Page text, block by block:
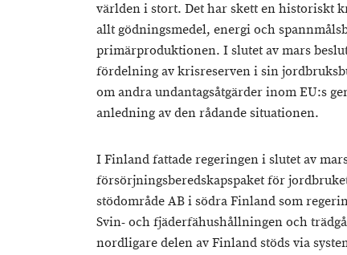
världen i stort. Det har skett en historiskt
allt gödningsmedel, energi och
primärproduktionen. I slutet av mars
fördelning av krisreserven i sin
om andra undantagsåtgärder inom EU:s
anledning av den rådande situationen.
I Finland fattade regeringen i slutet av
försörjningsberedskapspaket för
stödområde AB i södra Finland som
Svin- och fjäderfähushållningen och
nordligare delen av Finland stöds via